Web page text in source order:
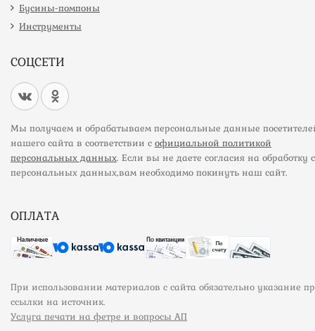
Бусины-помпоны
Инструменты
СОЦСЕТИ
Мы получаем и обрабатываем персональные данные
нашего сайта в соответствии с официальной политикой
персональных данных. Если вы не даете согласия на обработку
персональных данных,вам необходимо покинуть наш сайт.
ОПЛАТА
При использовании материалов с сайта обязательно указание
ссылки на источник.
Услуга печати на фетре и вопросы АП